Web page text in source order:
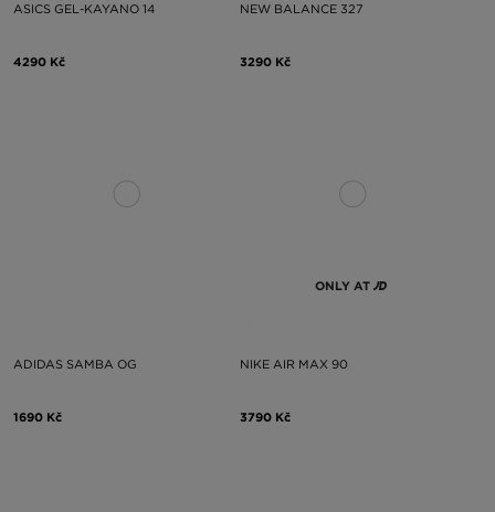
ASICS GEL-KAYANO 14
4290 Kč
NEW BALANCE 327
3290 Kč
ADIDAS SAMBA OG
1690 Kč
ONLY AT
NIKE AIR MAX 90
3790 Kč